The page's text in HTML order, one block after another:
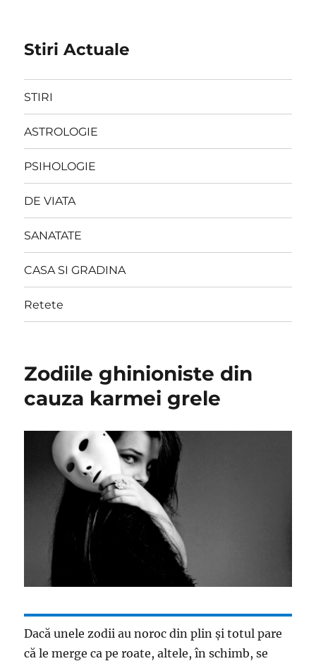
Stiri Actuale
STIRI
ASTROLOGIE
PSIHOLOGIE
DE VIATA
SANATATE
CASA SI GRADINA
Retete
Zodiile ghinioniste din
cauza karmei grele
Dacă unele zodii au noroc din plin și totul pare
că le merge ca pe roate, altele, în schimb, se